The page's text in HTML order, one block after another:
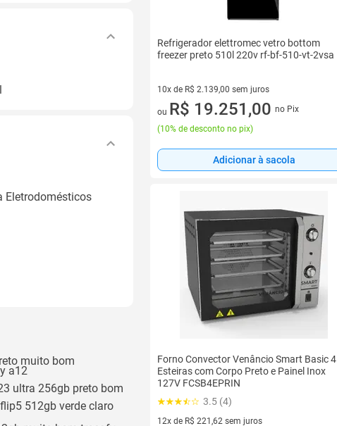
Eletrodomésticos
muito bom
a12
ultra 256gb preto bom
512gb verde claro
Refrigerador elettromec vetro bottom
freezer preto 510l 220v rf-bf-510-vt-2vsa
10x de R$ 2.139,00 sem juros
10 vez de R$ 2.139,00 sem juros
ou R$ 19.251,00 no Pix
(10% de desconto no pix)
Adicionar à sacola
Forno Convector Venâncio Smart Basic 4
Esteiras com Corpo Preto e Painel Inox
127V FCSB4EPRIN
3.5 (4)
12x de R$ 221,62 sem juros